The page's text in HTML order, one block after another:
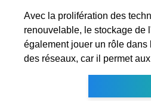
Avec la prolifération des
renouvelable, le stockage de
également jouer un rôle dans
des réseaux, car il permet